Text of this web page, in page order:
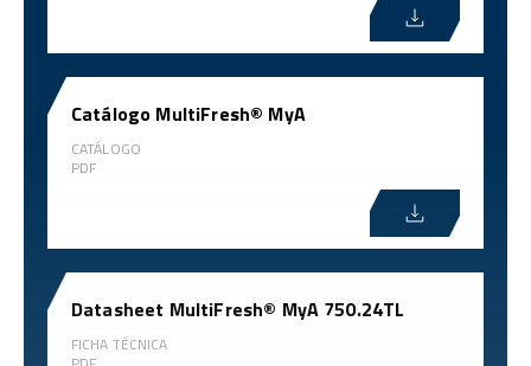
Catálogo MultiFresh® MyA
CATÁLOGO
PDF
Datasheet MultiFresh® MyA 750.24TL
FICHA TÉCNICA